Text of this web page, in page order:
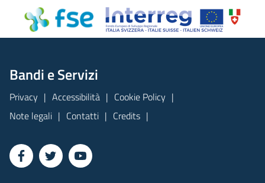
Bandi e Servizi
Privacy Accessibilità
Cookie Policy
Note legali
Contatti Credits